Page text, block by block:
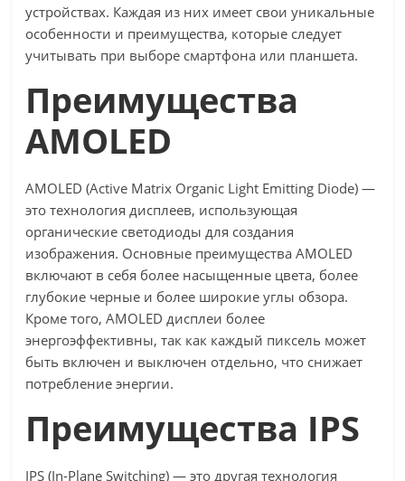
устройствах. Каждая из них имеет свои уникальные
особенности и преимущества, которые следует
учитывать при выборе смартфона или планшета.
Преимущества
AMOLED
AMOLED (Active Matrix Organic Light Emitting Diode) —
это технология дисплеев, использующая
органические светодиоды для создания
изображения. Основные преимущества AMOLED
включают в себя более насыщенные цвета, более
глубокие черные и более широкие углы обзора.
Кроме того, AMOLED дисплеи более
энергоэффективны, так как каждый пиксель может
быть включен и выключен отдельно, что снижает
потребление энергии.
Преимущества IPS
IPS (In-Plane Switching) — это другая технология